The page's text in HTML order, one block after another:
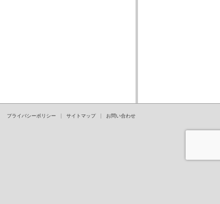
プライバシーポリシー サイトマップ お問い合わせ